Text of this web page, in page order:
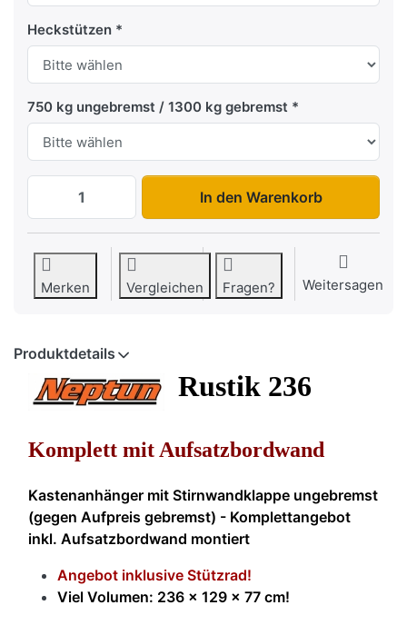
Heckstützen
750 kg ungebremst / 1300 kg gebremst
Rustik 236 Bordwandaufsatz zu 1.499,00
In den Warenkorb
Merken Vergleichen Fragen? Weitersagen
Produktdetails
Rustik 236
Komplett mit Aufsatzbordwand
Kastenanhänger mit Stirnwandklappe ungebremst
(gegen Aufpreis gebremst) - Komplettangebot
inkl. Aufsatzbordwand montiert
Angebot inklusive Stützrad!
Viel Volumen: 236 x 129 x 77 cm!